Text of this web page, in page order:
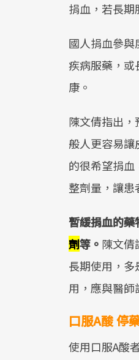
捐血，若長期
國人捐血參
疾病服藥，或
康。
陳文倩指出
般人更容易
的很希望捐
整劑量，讓患
暫緩捐血的藥
劑等。 陳文倩
長期使用，
用，應與醫師
口服A酸 停
使用口服A酸